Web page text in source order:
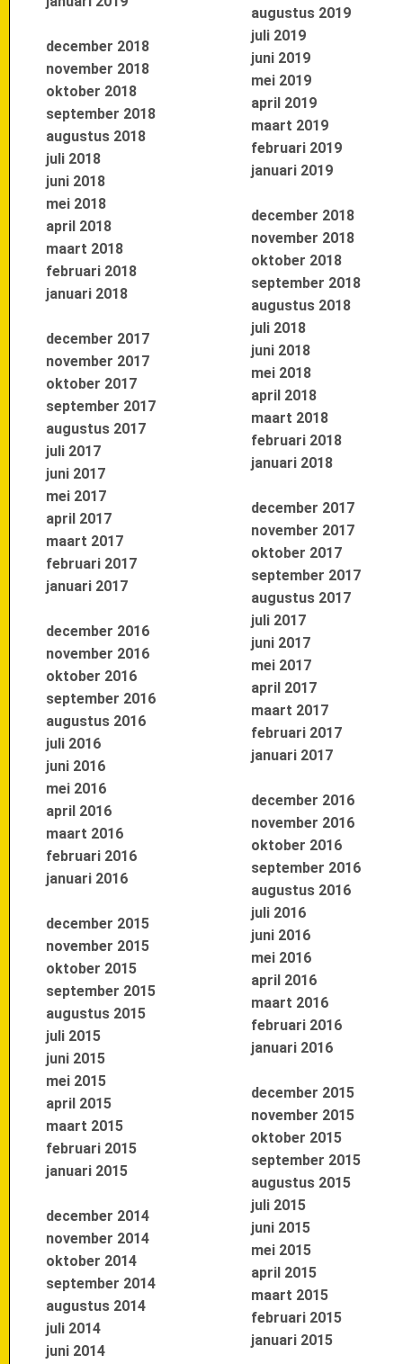
december 2018
november 2018
oktober 2018
september 2018
augustus 2018
juli 2018
juni 2018
mei 2018
april 2018
maart 2018
februari 2018
januari 2018
december 2017
november 2017
oktober 2017
september 2017
augustus 2017
juli 2017
juni 2017
mei 2017
april 2017
maart 2017
februari 2017
januari 2017
december 2016
november 2016
oktober 2016
september 2016
augustus 2016
juli 2016
juni 2016
mei 2016
april 2016
maart 2016
februari 2016
januari 2016
december 2015
november 2015
oktober 2015
september 2015
augustus 2015
juli 2015
juni 2015
mei 2015
april 2015
maart 2015
februari 2015
januari 2015
december 2014
november 2014
oktober 2014
september 2014
augustus 2014
juli 2014
juni 2014
augustus 2019
juli 2019
juni 2019
mei 2019
april 2019
maart 2019
februari 2019
januari 2019
december 2018
november 2018
oktober 2018
september 2018
augustus 2018
juli 2018
juni 2018
mei 2018
april 2018
maart 2018
februari 2018
januari 2018
december 2017
november 2017
oktober 2017
september 2017
augustus 2017
juli 2017
juni 2017
mei 2017
april 2017
maart 2017
februari 2017
januari 2017
december 2016
november 2016
oktober 2016
september 2016
augustus 2016
juli 2016
juni 2016
mei 2016
april 2016
maart 2016
februari 2016
januari 2016
december 2015
november 2015
oktober 2015
september 2015
augustus 2015
juli 2015
juni 2015
mei 2015
april 2015
maart 2015
februari 2015
januari 2015